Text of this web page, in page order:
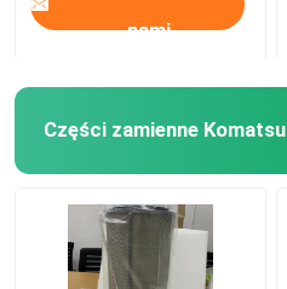
Poprosić o wycenę
Części zamienne Liugong
Części zamienne Cuminsa
nami
Części zamienne Komatsu